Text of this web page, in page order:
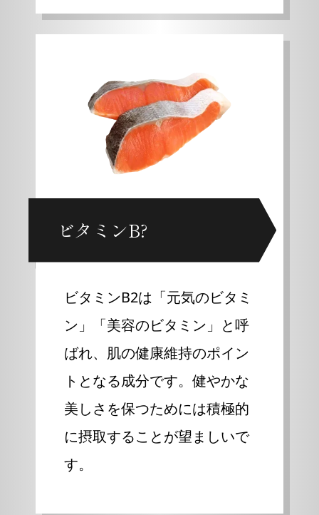
ビタミンB?
ビタミンB2は「元気のビタミ
ン」「美容のビタミン」と呼
ばれ、肌の健康維持のポイン
トとなる成分です。健やかな
美しさを保つためには積極的
に摂取することが望ましいで
す。